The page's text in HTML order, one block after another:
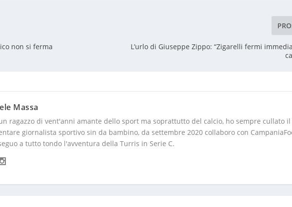
non si ferma
L’urlo di Giuseppe Zippo: “Zigarelli fermi
ragazzo di vent'anni amante dello sport ma soprattutto del calcio, ho sempre cullato il
giornalista sportivo sin da bambino, da settembre 2020 collaboro con
a tutto tondo l'avventura della Turris in Serie C.